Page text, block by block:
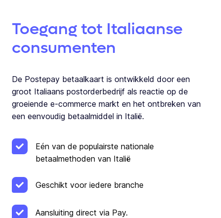
Toegang tot Italiaanse
consumenten
De Postepay betaalkaart is ontwikkeld door een
groot Italiaans postorderbedrijf als reactie op de
groeiende e-commerce markt en het ontbreken van
een eenvoudig betaalmiddel in Italië.
Eén van de populairste nationale
betaalmethoden van Italië
Geschikt voor iedere branche
Aansluiting direct via Pay.